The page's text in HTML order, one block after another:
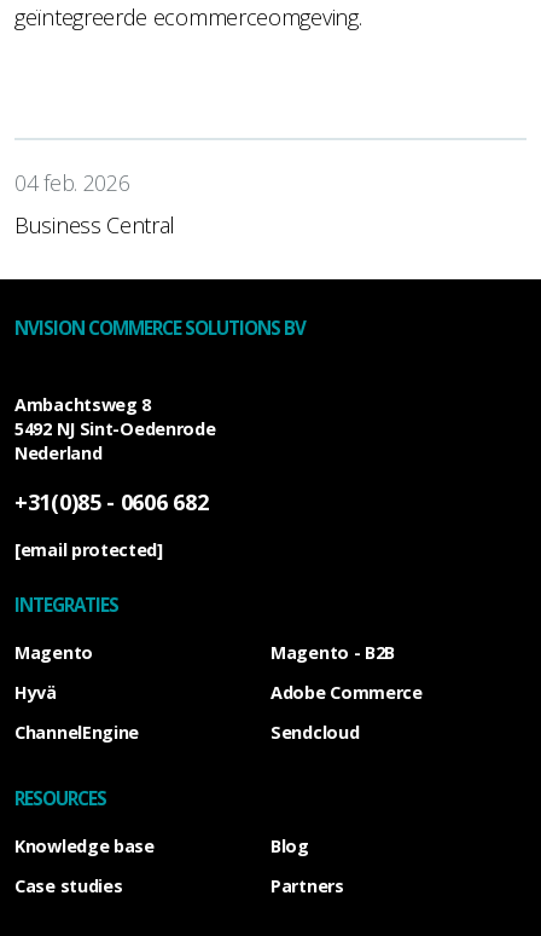
geïntegreerde ecommerceomgeving.
04 feb. 2026
Business Central
NVISION COMMERCE SOLUTIONS BV
Ambachtsweg 8
5492 NJ Sint-Oedenrode
Nederland
+31(0)85 - 0606 682
[email protected]
INTEGRATIES
Magento
Magento - B2B
Hyvä
Adobe Commerce
ChannelEngine
Sendcloud
RESOURCES
Knowledge base
Blog
Case studies
Partners